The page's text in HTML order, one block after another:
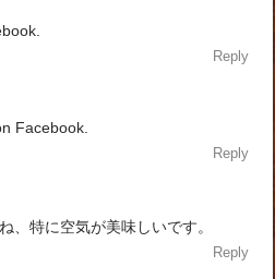
Reply
Facebook.
Reply
、特に空気が美味しいです。
Reply